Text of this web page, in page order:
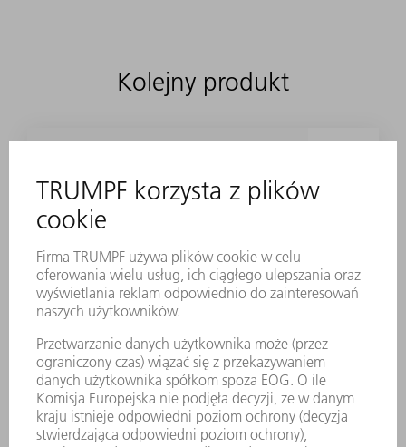
Kolejny produkt
Wkład stempla MultiTool z 5
końcówkami (kształt 5)
Nr materiału: 0699804
Wymagana opcja maszyny:: MultiTool